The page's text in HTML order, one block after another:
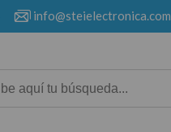
info@steielectronica.com